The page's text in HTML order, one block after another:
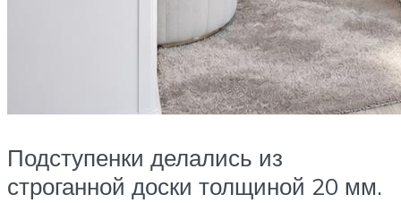
Подступенки делались из
строганной доски толщиной 20 мм.